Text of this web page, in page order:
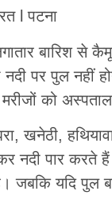
l पटना
बारिश से
नदी पर पुल नहीं
मरीजों को
खनेठी,
नदी पार करते
जबकि यदि पुल